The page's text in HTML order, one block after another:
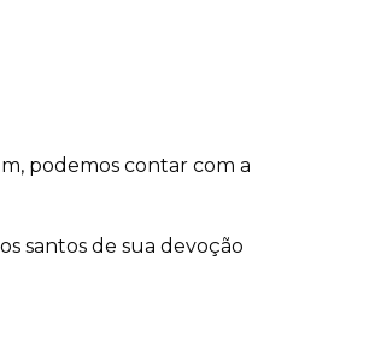
podemos contar com a
santos de sua devoção